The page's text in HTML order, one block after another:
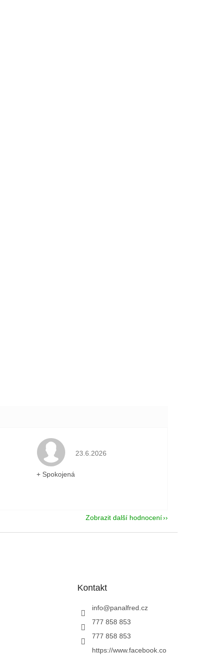
5 z 5 hvězdiček. Hodnocení obchodu je 5 z 5 hvězdiček.
23.6.2026
+ Spokojená
Zobrazit další hodnocení
Kontakt
info@panalfred.cz
777 858 853
777 858 853
https://www.facebook.co